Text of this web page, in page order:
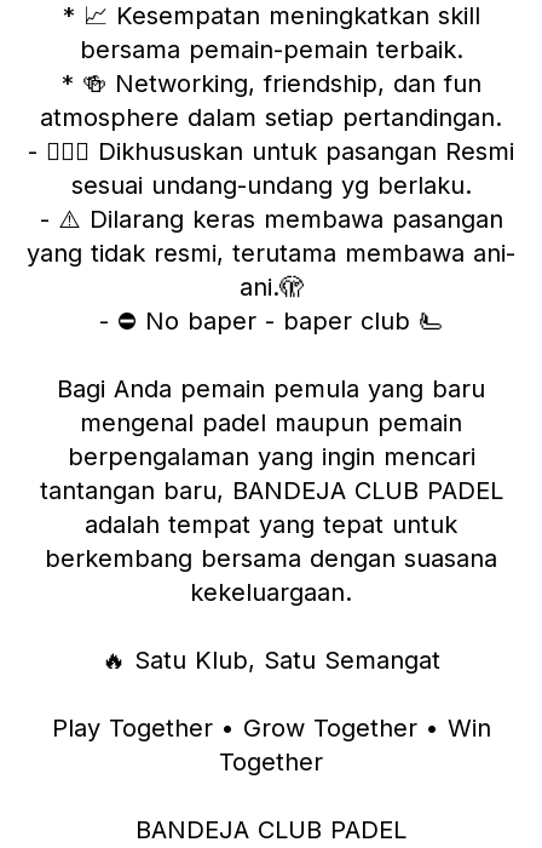
* 📈 Kesempatan meningkatkan skill
bersama pemain-pemain terbaik.
* 🍻 Networking, friendship, dan fun
atmosphere dalam setiap pertandingan.
- 👩‍❤️‍👨 Dikhususkan untuk pasangan Resmi
sesuai undang-undang yg berlaku.
- ⚠️ Dilarang keras membawa pasangan
yang tidak resmi, terutama membawa ani-
ani.🫣
- ⛔️ No baper - baper club 🫷
Bagi Anda pemain pemula yang baru
mengenal padel maupun pemain
berpengalaman yang ingin mencari
tantangan baru, BANDEJA CLUB PADEL
adalah tempat yang tepat untuk
berkembang bersama dengan suasana
kekeluargaan.
🔥 Satu Klub, Satu Semangat
Play Together • Grow Together • Win
Together
BANDEJA CLUB PADEL